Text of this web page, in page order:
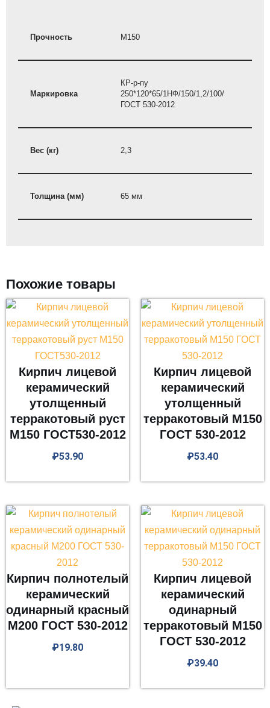
Прочность M150
Маркировка
КР-р-пу
250*120*65/1НФ/150/1,2/100/
ГОСТ 530-2012
Вес (кг) 2,3
Толщина (мм) 65 мм
Похожие товары
Кирпич лицевой
керамический
утолщенный
терракотовый руст
М150 ГОСТ530-2012
₽53.90
Кирпич лицевой
керамический
утолщенный
терракотовый М150
ГОСТ 530-2012
₽53.40
Кирпич полнотелый
керамический
одинарный красный
М200 ГОСТ 530-2012
₽19.80
Кирпич лицевой
керамический
одинарный
терракотовый М150
ГОСТ 530-2012
₽39.40